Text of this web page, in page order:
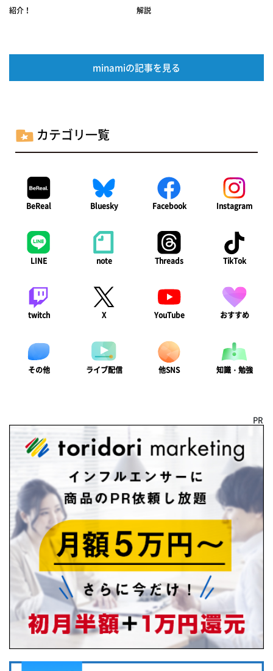
紹介！
解説
minamiの記事を見る
カテゴリ一覧
BeReal Bluesky Facebook Instagram
LINE note Threads TikTok
twitch X YouTube おすすめ
その他 ライブ配信 他SNS 知識・勉強
PR